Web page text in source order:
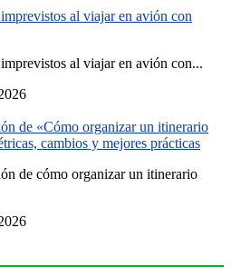
al viajar en avión con
al viajar en avión con...
de «Cómo organizar un itinerario
cambios y mejores prácticas
de cómo organizar un itinerario